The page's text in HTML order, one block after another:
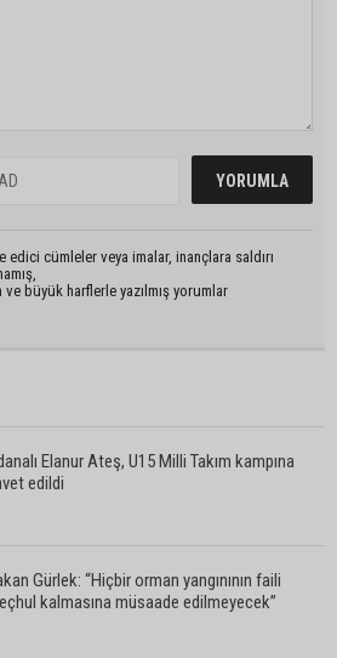
edici cümleler veya imalar, inançlara saldırı
büyük harflerle yazılmış yorumlar
Elanur Ateş, U15 Milli Takım kampına
edildi
Gürlek: “Hiçbir orman yangınının faili
kalmasına müsaade edilmeyecek”